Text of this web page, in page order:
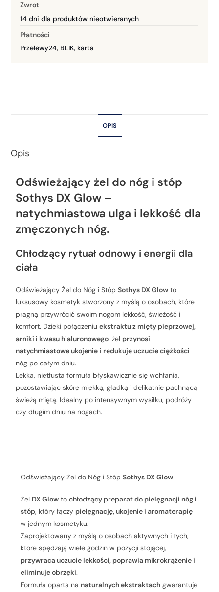
Zwrot
14 dni dla produktów nieotwieranych
Płatności
Przelewy24, BLIK, karta
OPIS
Opis
Odświeżający żel do nóg i stóp
Sothys DX Glow –
natychmiastowa ulga i lekkość dla
zmęczonych nóg.
Chłodzący rytuał odnowy i energii dla
ciała
Odświeżający Żel do Nóg i StópSothys DX Glow to
luksusowy kosmetyk stworzony z myślą o osobach, które
pragną przywrócić swoim nogom lekkość, świeżość i
komfort. Dzięki połączeniuekstraktu z mięty pieprzowej,
arniki i kwasu hialuronowego, żel przynosi
natychmiastowe ukojenie i redukuje uczucie ciężkości
nóg po całym dniu.
Lekka, nietłusta formuła błyskawicznie się wchłania,
pozostawiając skórę miękką, gładką i delikatnie pachnącą
świeżą miętą. Idealny po intensywnym wysiłku, podróży
czy długim dniu na nogach.
Odświeżający Żel do Nóg i StópSothys DX Glow
Żel DX Glow tochłodzący preparat do pielęgnacji nóg i
stóp, który łączy pielęgnację, ukojenie i aromaterapię
w jednym kosmetyku.
Zaprojektowany z myślą o osobach aktywnych i tych,
które spędzają wiele godzin w pozycji stojącej,
przywraca uczucie lekkości, poprawia mikrokrążenie i
eliminuje obrzęki.
Formuła oparta na naturalnych ekstraktach gwarantuje